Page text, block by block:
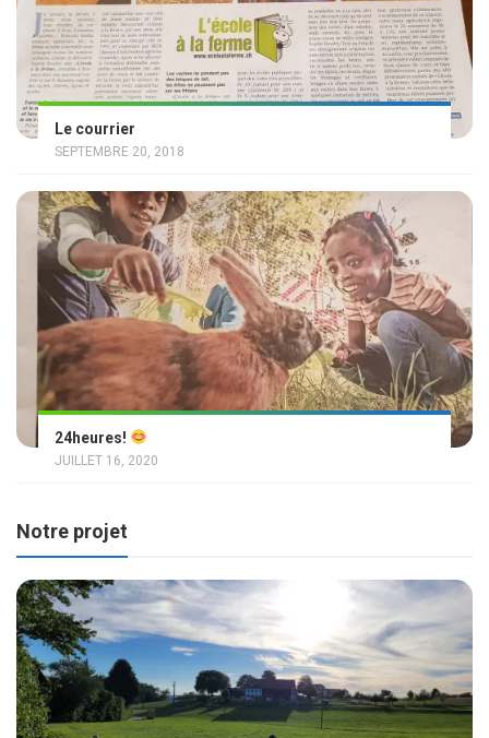
Le courrier
SEPTEMBRE 20, 2018
24heures!
JUILLET 16, 2020
Notre projet